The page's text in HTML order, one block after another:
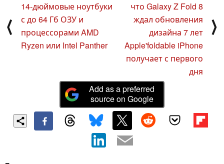
⟨
14-дюймовые ноутбуки
с до 64 Гб ОЗУ и
процессорами AMD
Ryzen или Intel Panther
что Galaxy Z Fold 8
ждал обновления
дизайна 7 лет
Apple'foldable iPhone
получает с первого
дня
⟩
Add as a preferred
source on Google